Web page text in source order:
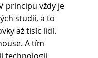
principu vždy je
studií, a to
až tisíc lidí.
A tím